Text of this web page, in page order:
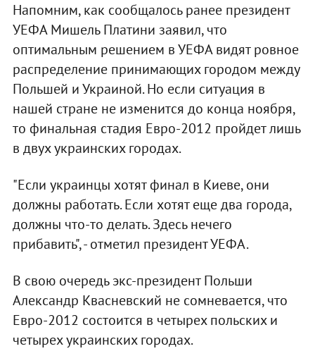
Напомним, как сообщалось ранее президент
УЕФА Мишель Платини заявил, что
оптимальным решением в УЕФА видят ровное
распределение принимающих городом между
Польшей и Украиной. Но если ситуация в
нашей стране не изменится до конца ноября,
то финальная стадия Евро-2012 пройдет лишь
в двух украинских городах.
"Если украинцы хотят финал в Киеве, они
должны работать. Если хотят еще два города,
должны что-то делать. Здесь нечего
прибавить", - отметил президент УЕФА.
В свою очередь экс-президент Польши
Александр Квасневский не сомневается, что
Евро-2012 состоится в четырех польских и
четырех украинских городах.